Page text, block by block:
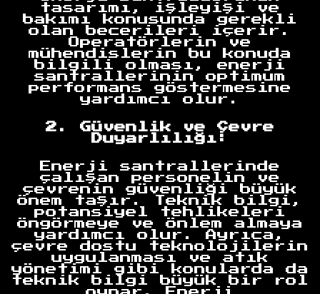
tasarımı, işleyişi ve
bakımı konusunda gerekli
olan becerileri içerir.
Operatörlerin ve
mühendislerin bu konuda
bilgili olması, enerji
santrallerinin optimum
performans göstermesine
yardımcı olur.
2. Güvenlik ve Çevre
Duyarlılığı:
Enerji santrallerinde
çalışan personelin ve
çevrenin güvenliği büyük
önem taşır. Teknik bilgi,
potansiyel tehlikeleri
öngörmeye ve önlem almaya
yardımcı olur. Ayrıca,
çevre dostu teknolojilerin
uygulanması ve atık
yönetimi gibi konularda da
teknik bilgi büyük bir rol